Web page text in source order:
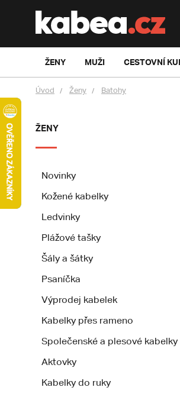
ŽENY MUŽI CESTOVNÍ
Úvod Ženy Batohy
ŽENY
Novinky
Kožené kabelky
Ledvinky
Plážové tašky
Šály a šátky
Psaníčka
Výprodej kabelek
Kabelky přes rameno
Společenské a plesové kabelky
Aktovky
Kabelky do ruky